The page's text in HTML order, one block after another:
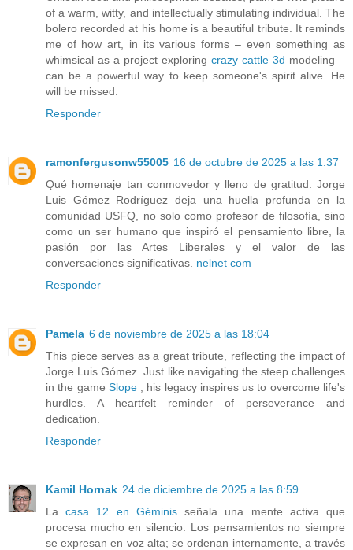
of a warm, witty, and intellectually stimulating individual. The
bolero recorded at his home is a beautiful tribute. It reminds
me of how art, in its various forms – even something as
whimsical as a project exploring crazy cattle 3d modeling –
can be a powerful way to keep someone's spirit alive. He
will be missed.
Responder
ramonfergusonw55005 16 de octubre de 2025 a las 1:37
Qué homenaje tan conmovedor y lleno de gratitud. Jorge
Luis Gómez Rodríguez deja una huella profunda en la
comunidad USFQ, no solo como profesor de filosofía, sino
como un ser humano que inspiró el pensamiento libre, la
pasión por las Artes Liberales y el valor de las
conversaciones significativas. nelnet com
Responder
Pamela 6 de noviembre de 2025 a las 18:04
This piece serves as a great tribute, reflecting the impact of
Jorge Luis Gómez. Just like navigating the steep challenges
in the game Slope, his legacy inspires us to overcome life's
hurdles. A heartfelt reminder of perseverance and
dedication.
Responder
Kamil Hornak 24 de diciembre de 2025 a las 8:59
Lacasa 12 en Géminisseñala una mente activa que
procesa mucho en silencio. Los pensamientos no siempre
se expresan en voz alta; se ordenan internamente, a través